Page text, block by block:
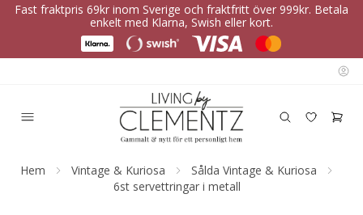
Fast fraktpris 69kr inom Sverige och fraktfritt över 999kr. Betala
enkelt med Klarna, Swish eller kort.
Hem Vintage & Kuriosa
Sålda Vintage & Kuriosa
6st servettringar i metall